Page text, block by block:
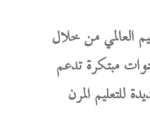
العالمي من خلال
مبتكرة تدعم
للتعليم المرن